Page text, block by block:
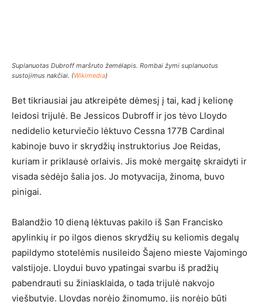
Suplanuotas Dubroff maršruto žemėlapis. Rombai žymi suplanuotus
sustojimus nakčiai. (Wikimedia)
Bet tikriausiai jau atkreipėte dėmesį į tai, kad į kelionę
leidosi trijulė. Be Jessicos Dubroff ir jos tėvo Lloydo
nedidelio keturviečio lėktuvo Cessna 177B Cardinal
kabinoje buvo ir skrydžių instruktorius Joe Reidas,
kuriam ir priklausė orlaivis. Jis mokė mergaitę skraidyti ir
visada sėdėjo šalia jos. Jo motyvacija, žinoma, buvo
pinigai.
Balandžio 10 dieną lėktuvas pakilo iš San Francisko
apylinkių ir po ilgos dienos skrydžių su keliomis degalų
papildymo stotelėmis nusileido Šajeno mieste Vajomingo
valstijoje. Lloydui buvo ypatingai svarbu iš pradžių
pabendrauti su žiniasklaida, o tada trijulė nakvojo
viešbutyje. Lloydas norėjo žinomumo, jis norėjo būti